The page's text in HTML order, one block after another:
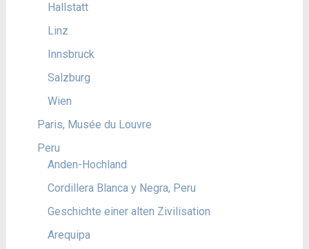
Hallstatt
Linz
Innsbruck
Salzburg
Wien
Paris, Musée du Louvre
Peru
Anden-Hochland
Cordillera Blanca y Negra, Peru
Geschichte einer alten Zivilisation
Arequipa